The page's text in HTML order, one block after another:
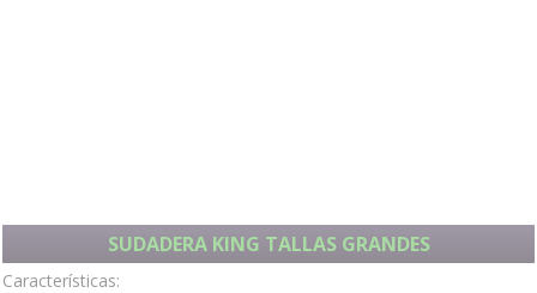
SUDADERA KING TALLAS GRANDES
Características: